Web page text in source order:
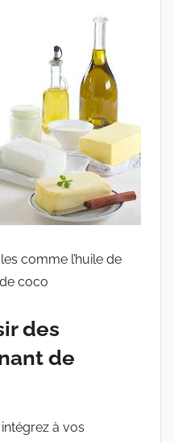
comme l’huile de
coco
des
de
à vos